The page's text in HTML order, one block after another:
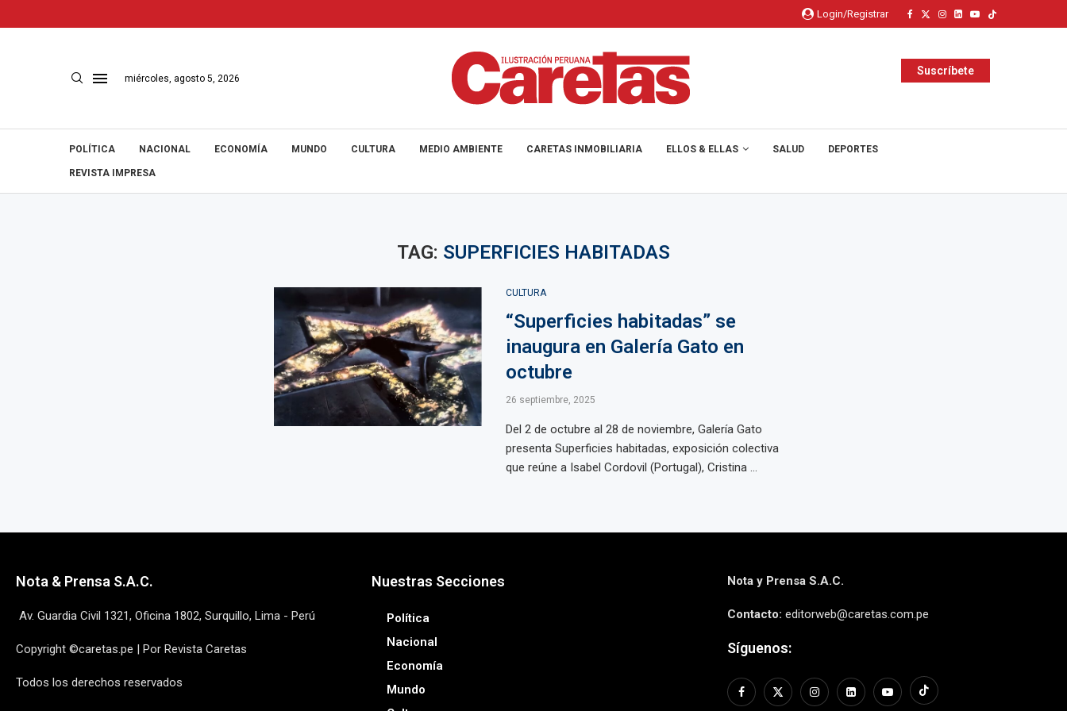
Login/Registrar
miércoles, agosto 5, 2026
Suscríbete
POLÍTICA NACIONAL ECONOMÍA MUNDO CULTURA MEDIO AMBIENTE CARETAS INMOBILIARIA ELLOS & ELLAS SALUD DEPORTES
REVISTA IMPRESA
TAG: SUPERFICIES HABITADAS
CULTURA
“Superficies habitadas” se
inaugura en Galería Gato en
octubre
26 septiembre, 2025
Del 2 de octubre al 28 de noviembre, Galería Gato
presenta Superficies habitadas, exposición colectiva
que reúne a Isabel Cordovil (Portugal), Cristina ...
Nota & Prensa S.A.C.
Av. Guardia Civil 1321, Oficina 1802, Surquillo, Lima - Perú
Copyright ©caretas.pe | Por Revista Caretas
Todos los derechos reservados
Nuestras Secciones
Política
Nacional
Economía
Mundo
Nota y Prensa S.A.C.
Contacto: editorweb@caretas.com.pe
Síguenos: